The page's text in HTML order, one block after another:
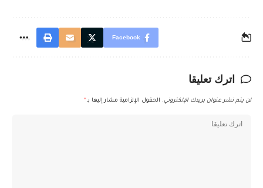
Facebook
اترك تعليقا
لن يتم نشر عنوان بريدك الإلكتروني. الحقول الإلزامية مشار إليها بـ *